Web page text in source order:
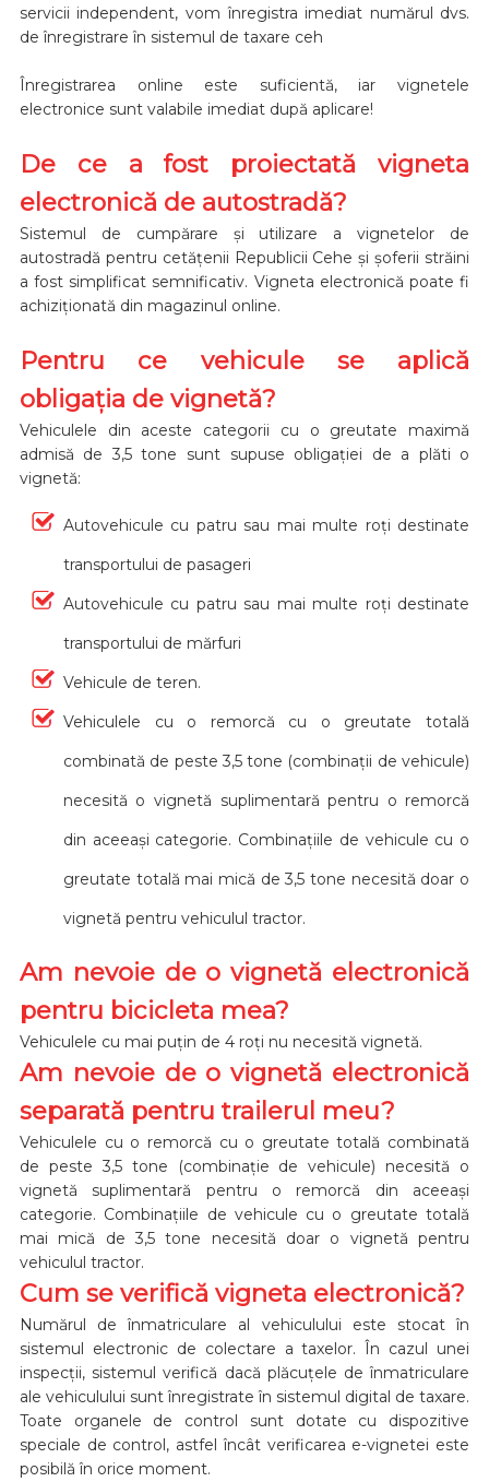
servicii independent, vom înregistra imediat numărul dvs.
de înregistrare în sistemul de taxare ceh
Înregistrarea online este suficientă, iar vignetele
electronice sunt valabile imediat după aplicare!
De ce a fost proiectată vigneta
electronică de autostradă?
Sistemul de cumpărare și utilizare a vignetelor de
autostradă pentru cetățenii Republicii Cehe și șoferii străini
a fost simplificat semnificativ. Vigneta electronică poate fi
achiziționată din magazinul online.
Pentru ce vehicule se aplică
obligația de vignetă?
Vehiculele din aceste categorii cu o greutate maximă
admisă de 3,5 tone sunt supuse obligației de a plăti o
vignetă:
Autovehicule cu patru sau mai multe roți destinate
transportului de pasageri
Autovehicule cu patru sau mai multe roți destinate
transportului de mărfuri
Vehicule de teren.
Vehiculele cu o remorcă cu o greutate totală
combinată de peste 3,5 tone (combinații de vehicule)
necesită o vignetă suplimentară pentru o remorcă
din aceeași categorie. Combinațiile de vehicule cu o
greutate totală mai mică de 3,5 tone necesită doar o
vignetă pentru vehiculul tractor.
Am nevoie de o vignetă electronică
pentru bicicleta mea?
Vehiculele cu mai puțin de 4 roți nu necesită vignetă.
Am nevoie de o vignetă electronică
separată pentru trailerul meu?
Vehiculele cu o remorcă cu o greutate totală combinată
de peste 3,5 tone (combinație de vehicule) necesită o
vignetă suplimentară pentru o remorcă din aceeași
categorie. Combinațiile de vehicule cu o greutate totală
mai mică de 3,5 tone necesită doar o vignetă pentru
vehiculul tractor.
Cum se verifică vigneta electronică?
Numărul de înmatriculare al vehiculului este stocat în
sistemul electronic de colectare a taxelor. În cazul unei
inspecții, sistemul verifică dacă plăcuțele de înmatriculare
ale vehiculului sunt înregistrate în sistemul digital de taxare.
Toate organele de control sunt dotate cu dispozitive
speciale de control, astfel încât verificarea e-vignetei este
posibilă în orice moment.